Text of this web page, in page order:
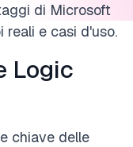
di Microsoft
reali e casi d'uso.
Logic
chiave delle